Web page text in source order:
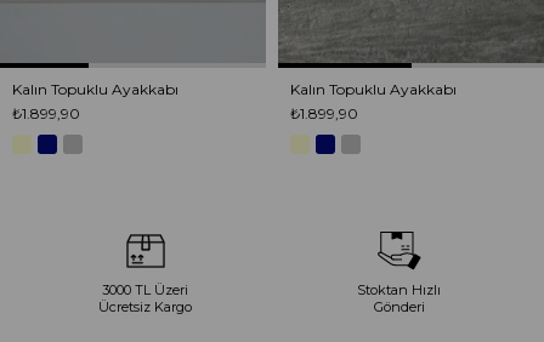
Kalın Topuklu Ayakkabı
₺1.899,90
Kalın Topuklu Ayakkabı
₺1.899,90
3000 TL Üzeri
Ücretsiz Kargo
Stoktan Hızlı
Gönderi